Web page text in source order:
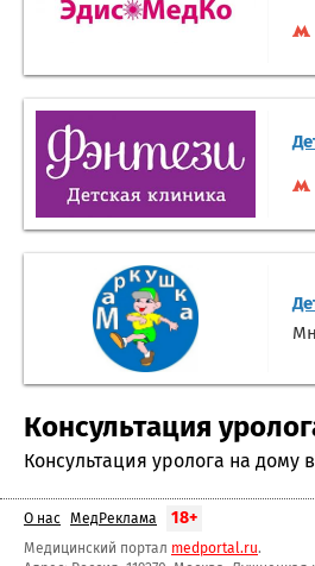
Консультация
Консультация уролога на
О нас МедРеклама 18+
Медицинский портал medportal.ru.